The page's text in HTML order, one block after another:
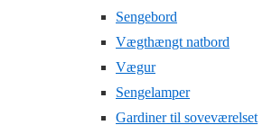
Sengebord
Vægthængt natbord
Vægur
Sengelamper
Gardiner til soveværelset